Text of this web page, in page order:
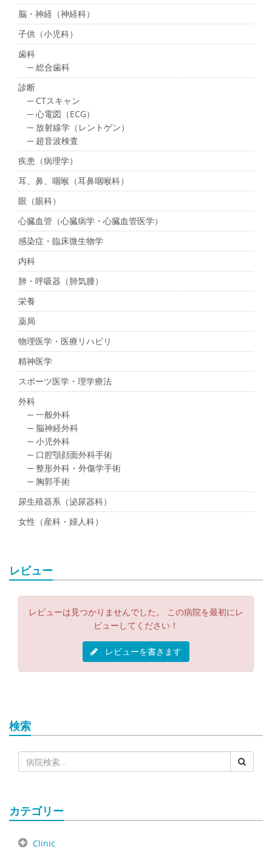
脳・神経（神経科）
子供（小児科）
歯科
─ 総合歯科
診断
─ CTスキャン
─ 心電図（ECG）
─ 放射線学（レントゲン）
─ 超音波検査
疾患（病理学）
耳、鼻、咽喉（耳鼻咽喉科）
眼（眼科）
心臓血管（心臓病学・心臓血管医学）
感染症・臨床微生物学
内科
肺・呼吸器（肺気腫）
栄養
薬局
物理医学・医療リハビリ
精神医学
スポーツ医学・理学療法
外科
─ 一般外科
─ 脳神経外科
─ 小児外科
─ 口腔顎顔面外科手術
─ 整形外科・外傷学手術
─ 胸郭手術
尿生殖器系（泌尿器科）
女性（産科・婦人科）
レビュー
レビューは見つかりませんでした。 この病院を最初にレ
ビューしてください！
レビューを書きます
検索
カテゴリー
Clinic